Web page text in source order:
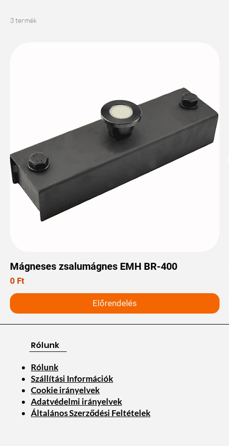
3 termék
Mágneses zsalumágnes EMH BR-400
Ár
0 Ft
Előrendelés
Rólunk
Rólunk
Szállítási Információk
Cookie irányelvek
Adatvédelmi irányelvek
Általános Szerződési Feltételek